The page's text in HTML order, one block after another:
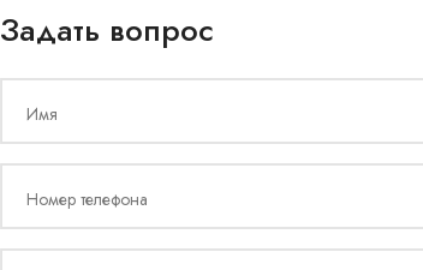
Задать вопрос
Имя
Номер телефона